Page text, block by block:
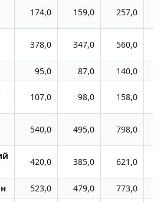
174,0 159,0 257,0
378,0 347,0 560,0
95,0 87,0 140,0
107,0 98,0 158,0
540,0 495,0 798,0
420,0 385,0 621,0
523,0 479,0 773,0